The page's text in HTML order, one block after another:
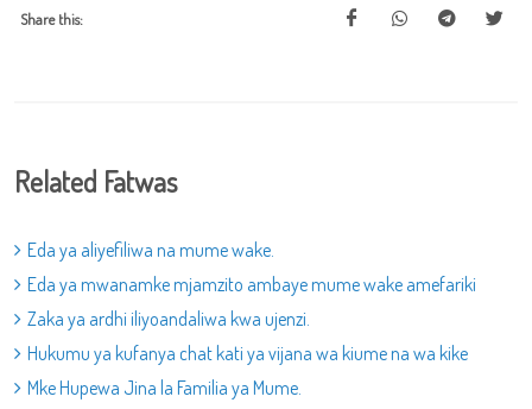
Share this:
Related Fatwas
Eda ya aliyefiliwa na mume wake.
Eda ya mwanamke mjamzito ambaye mume wake amefariki
Zaka ya ardhi iliyoandaliwa kwa ujenzi.
Hukumu ya kufanya chat kati ya vijana wa kiume na wa kike
Mke Hupewa Jina la Familia ya Mume.